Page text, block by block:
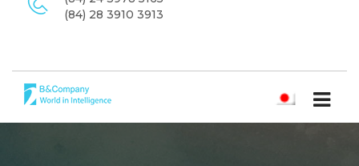
(84) 28 3910 3913
日本語